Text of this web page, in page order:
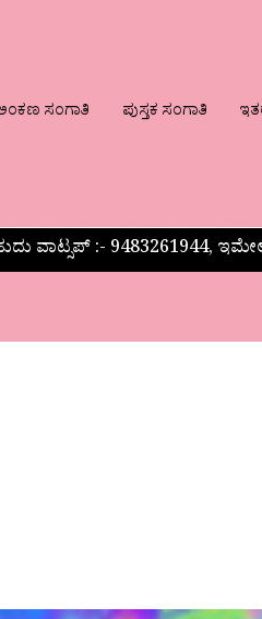
ಸಂಗಾತಿ ಪುಸ್ತಕ ಸಂಗಾತಿ
ವಾಟ್ಸಪ್‌ :- 9483261944,